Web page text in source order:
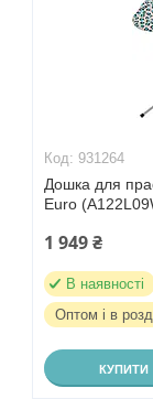
931264
Дошка для
Euro
1 949 ₴
В наявності
Оптом і в
КУПИТИ